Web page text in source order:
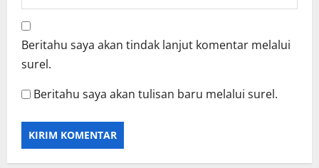
Beritahu saya akan tindak lanjut komentar melalui
surel.
Beritahu saya akan tulisan baru melalui surel.